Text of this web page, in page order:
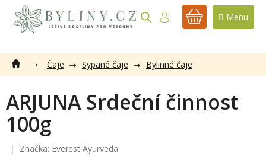
obsah
NÁKUPNÍ
Čaje Sypané čaje Bylinné čaje
ARJUNA Srdeční činnost
100g
Značka: Everest Ayurveda